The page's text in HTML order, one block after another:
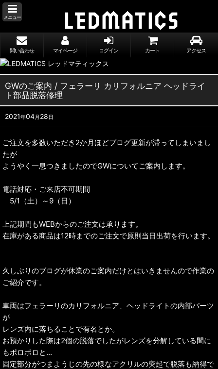
メニュー
問い合わせ マイページ ログイン カート アクセス
GWのご案内 / フェラーリ カリフォルニア ヘッドライ
ト部品脱落修理
2021年04月 28日
ご注文を多数いただき2か月ほどブログ更新が滞ってしまいまし
たが
ようやく一息つきましたのでGWについてご案内します。
電話対応・ご来店不可期間
5/1（土）～9（日）
上記期間もWEBからのご注文は承ります。
在庫がある商品は12時までのご注文で原則当日出荷を行います。
久しぶりのブログが休業のご案内だけとはいきませんので作業の
ご紹介です。
車両はフェラーリのカリフォルニア、ヘッドライトの内部パーツ
が
レンズ内に落ちることで有名とか。
お預かりした際は2個の脱落でしたがレンズを分解している間に
もポロポロと...
固定部分がつまようじの先の様なアクリルの突起で脱落も納得で